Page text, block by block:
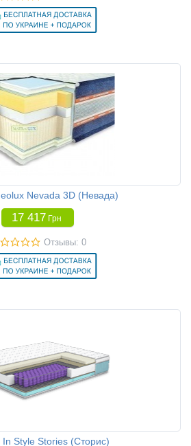
Nevada 3D (Невада)
17 417 Грн
Отзывы: 0
Style Stories (Сторис)